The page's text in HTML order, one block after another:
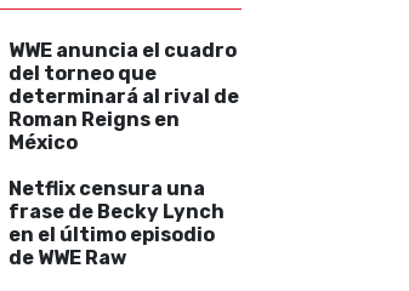
WWE anuncia el cuadro
del torneo que
determinará al rival de
Roman Reigns en
México
Netflix censura una
frase de Becky Lynch
en el último episodio
de WWE Raw